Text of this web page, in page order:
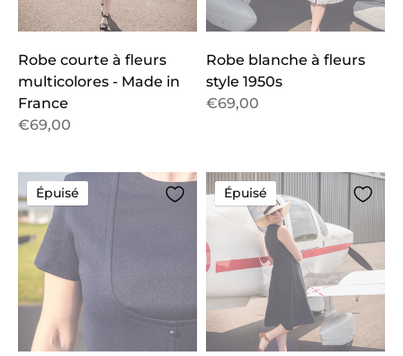
Robe courte à fleurs
multicolores - Made in
France
€69,00
Robe blanche à fleurs
style 1950s
€69,00
Épuisé Épuisé